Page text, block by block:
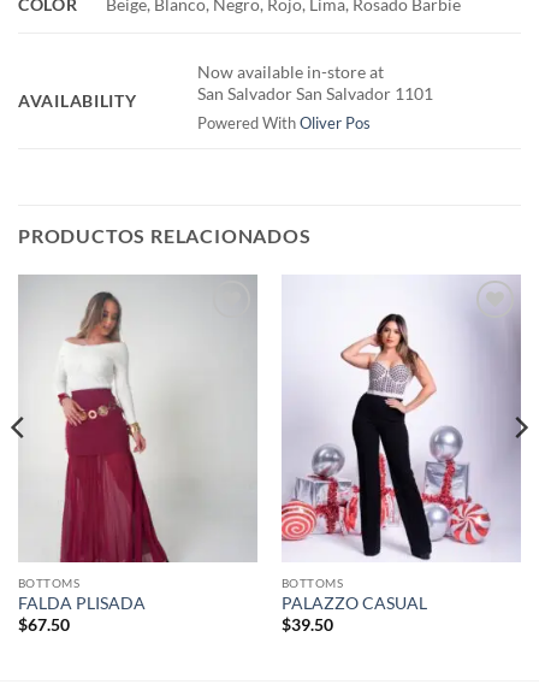
COLOR Beige, Blanco, Negro, Rojo, Lima, Rosado Barbie
AVAILABILITY
Now available in-store at
San Salvador San Salvador 1101
Powered WithOliver Pos
PRODUCTOS RELACIONADOS
BOTTOMS
FALDA PLISADA
$67.50
BOTTOMS
PALAZZO CASUAL
$39.50